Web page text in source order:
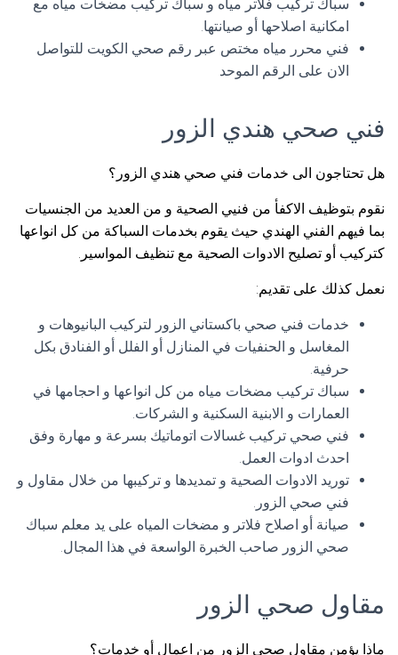
سباك تركيب فلاتر مياه و سباك تركيب مضخات مياه مع
امكانية اصلاحها أو صيانتها.
فني محرر مياه مختص عبر رقم صحي الكويت للتواصل
الان على الرقم الموحد
فني صحي هندي الزور
هل تحتاجون الى خدمات فني صحي هندي الزور؟
نقوم بتوظيف الاكفأ من فنيي الصحية و من العديد من الجنسيات
بما فيهم الفني الهندي حيث يقوم بخدمات السباكة من كل انواعها
كتركيب أو تصليح الادوات الصحية مع تنظيف المواسير.
نعمل كذلك على تقديم:
خدمات فني صحي باكستاني الزور لتركيب البانيوهات و
المغاسل و الحنفيات في المنازل أو الفلل أو الفنادق بكل
حرفية.
سباك تركيب مضخات مياه من كل انواعها و احجامها في
العمارات و الابنية السكنية و الشركات.
فني صحي تركيب غسالات اتوماتيك بسرعة و مهارة وفق
احدث ادوات العمل.
توريد الادوات الصحية و تمديدها و تركيبها من خلال مقاول و
فني صحي الزور.
صيانة أو اصلاح فلاتر و مضخات المياه على يد معلم سباك
صحي الزور صاحب الخبرة الواسعة في هذا المجال.
مقاول صحي الزور
ماذا يؤمن مقاول صحي الزور من اعمال أو خدمات؟